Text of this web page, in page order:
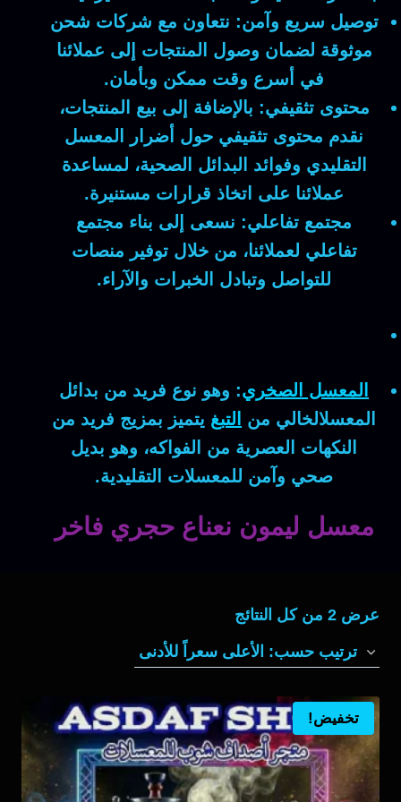
توصيل سريع وآمن: نتعاون مع شركات شحن
موثوقة لضمان وصول المنتجات إلى عملائنا
في أسرع وقت ممكن وبأمان.
محتوى تثقيفي: بالإضافة إلى بيع المنتجات،
نقدم محتوى تثقيفي حول أضرار المعسل
التقليدي وفوائد البدائل الصحية، لمساعدة
عملائنا على اتخاذ قرارات مستنيرة.
مجتمع تفاعلي: نسعى إلى بناء مجتمع
تفاعلي لعملائنا، من خلال توفير منصات
للتواصل وتبادل الخبرات والآراء.
المعسل الصخري: وهو نوع فريد من بدائل
المعسلالخالي من
التبغ يتميز بمزيج فريد من
النكهات العصرية من الفواكه، وهو بديل
صحي وآمن للمعسلات التقليدية.
معسل ليمون نعناع حجري فاخر
عرض ⁦2⁩ من كل النتائج
حسب
الأعلى
إلى
الأدنى
تخفيض!